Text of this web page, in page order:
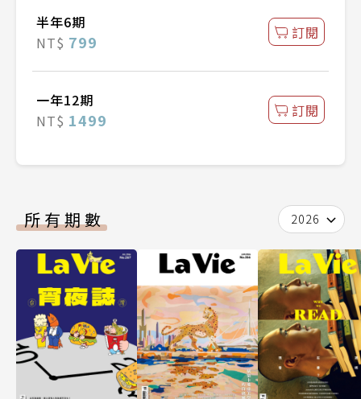
半年6期
NT$ 799 訂閱
一年12期
NT$ 1499 訂閱
所有期數 2026